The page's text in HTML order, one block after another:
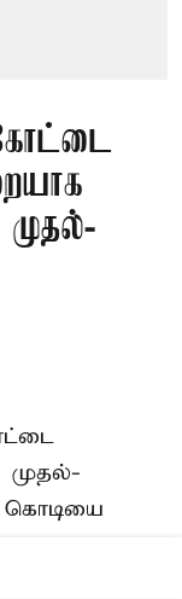
கோட்டை
முதல்-
முதல்-
கொடியை